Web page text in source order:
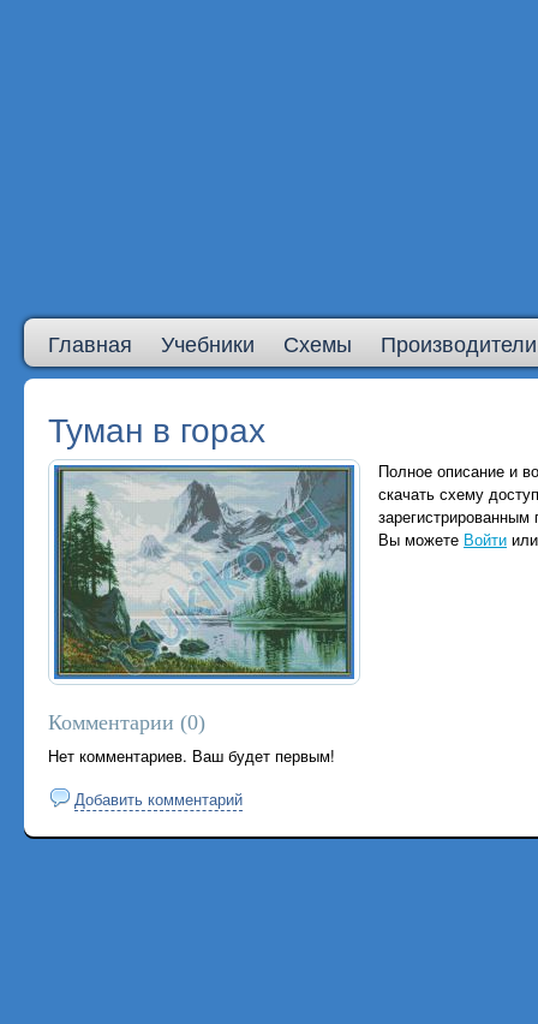
Главная Учебники Схемы Производители
Туман в горах
Полное описание и
скачать схему
зарегистрированным
Вы можете Войти
Комментарии (0)
Нет комментариев. Ваш будет первым!
Добавить комментарий